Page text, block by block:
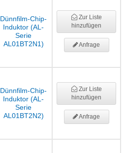
Dünnfilm-Chip-
Induktor (AL-
Serie
AL01BT2N1)
Zur Liste
hinzufügen
Anfrage
Dünnfilm-Chip-
Induktor (AL-
Serie
AL01BT2N2)
Zur Liste
hinzufügen
Anfrage